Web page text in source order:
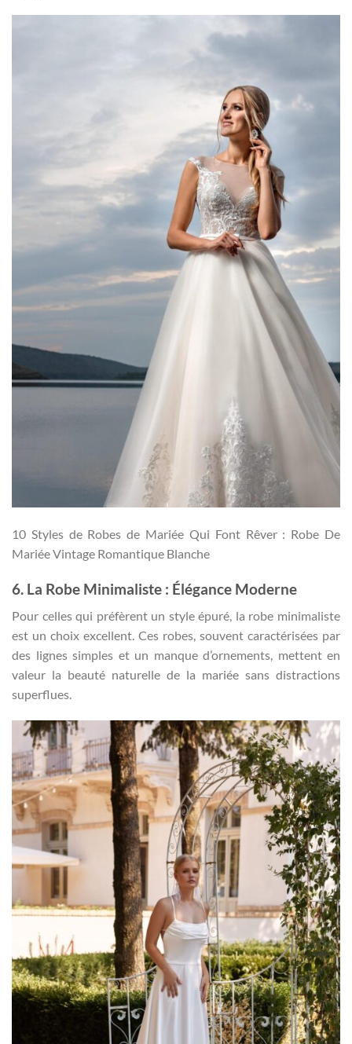
10 Styles de Robes de Mariée Qui Font Rêver : Robe De
Mariée Vintage Romantique Blanche
6. La Robe Minimaliste : Élégance Moderne
Pour celles qui préfèrent un style épuré, la robe minimaliste
est un choix excellent. Ces robes, souvent caractérisées par
des lignes simples et un manque d’ornements, mettent en
valeur la beauté naturelle de la mariée sans distractions
superflues.